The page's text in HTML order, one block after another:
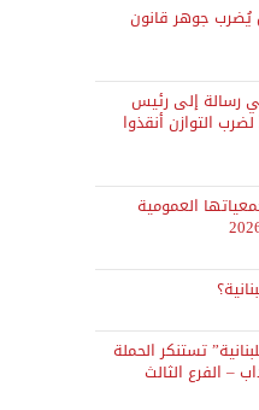
يُضرب جوهر قانون
رسالة إلى رئيس
التوازن أنقذوا
العمومية
تستنكر الحملة
– الفرع الثالث